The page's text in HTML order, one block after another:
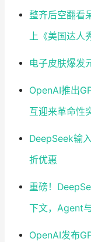
整齐后空翻看
上《美国达人
电子皮肤爆发
OpenAI推出
互迎来革命性
DeepSeek输
折优惠
重磅！
下文，Agent
OpenAI发布